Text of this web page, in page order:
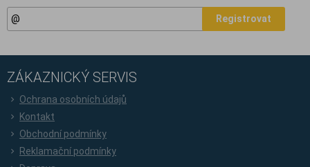
Registrovat
ZÁKAZNICKÝ SERVIS
Ochrana osobních údajů
Kontakt
Obchodní podmínky
Reklamační podmínky